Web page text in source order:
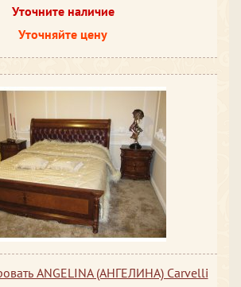
Уточните наличие
Уточняйте цену
ANGELINA (АНГЕЛИНА) Carvelli